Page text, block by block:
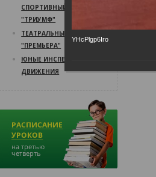
СПОРТИВНЫЙ КЛУБ
"ТРИУМФ"
ТЕАТРАЛЬНЫЙ КРУЖОК
"ПРЕМЬЕРА"
ЮНЫЕ ИНСПЕКТОРА
ДВИЖЕНИЯ
YHcPlgp6Iro